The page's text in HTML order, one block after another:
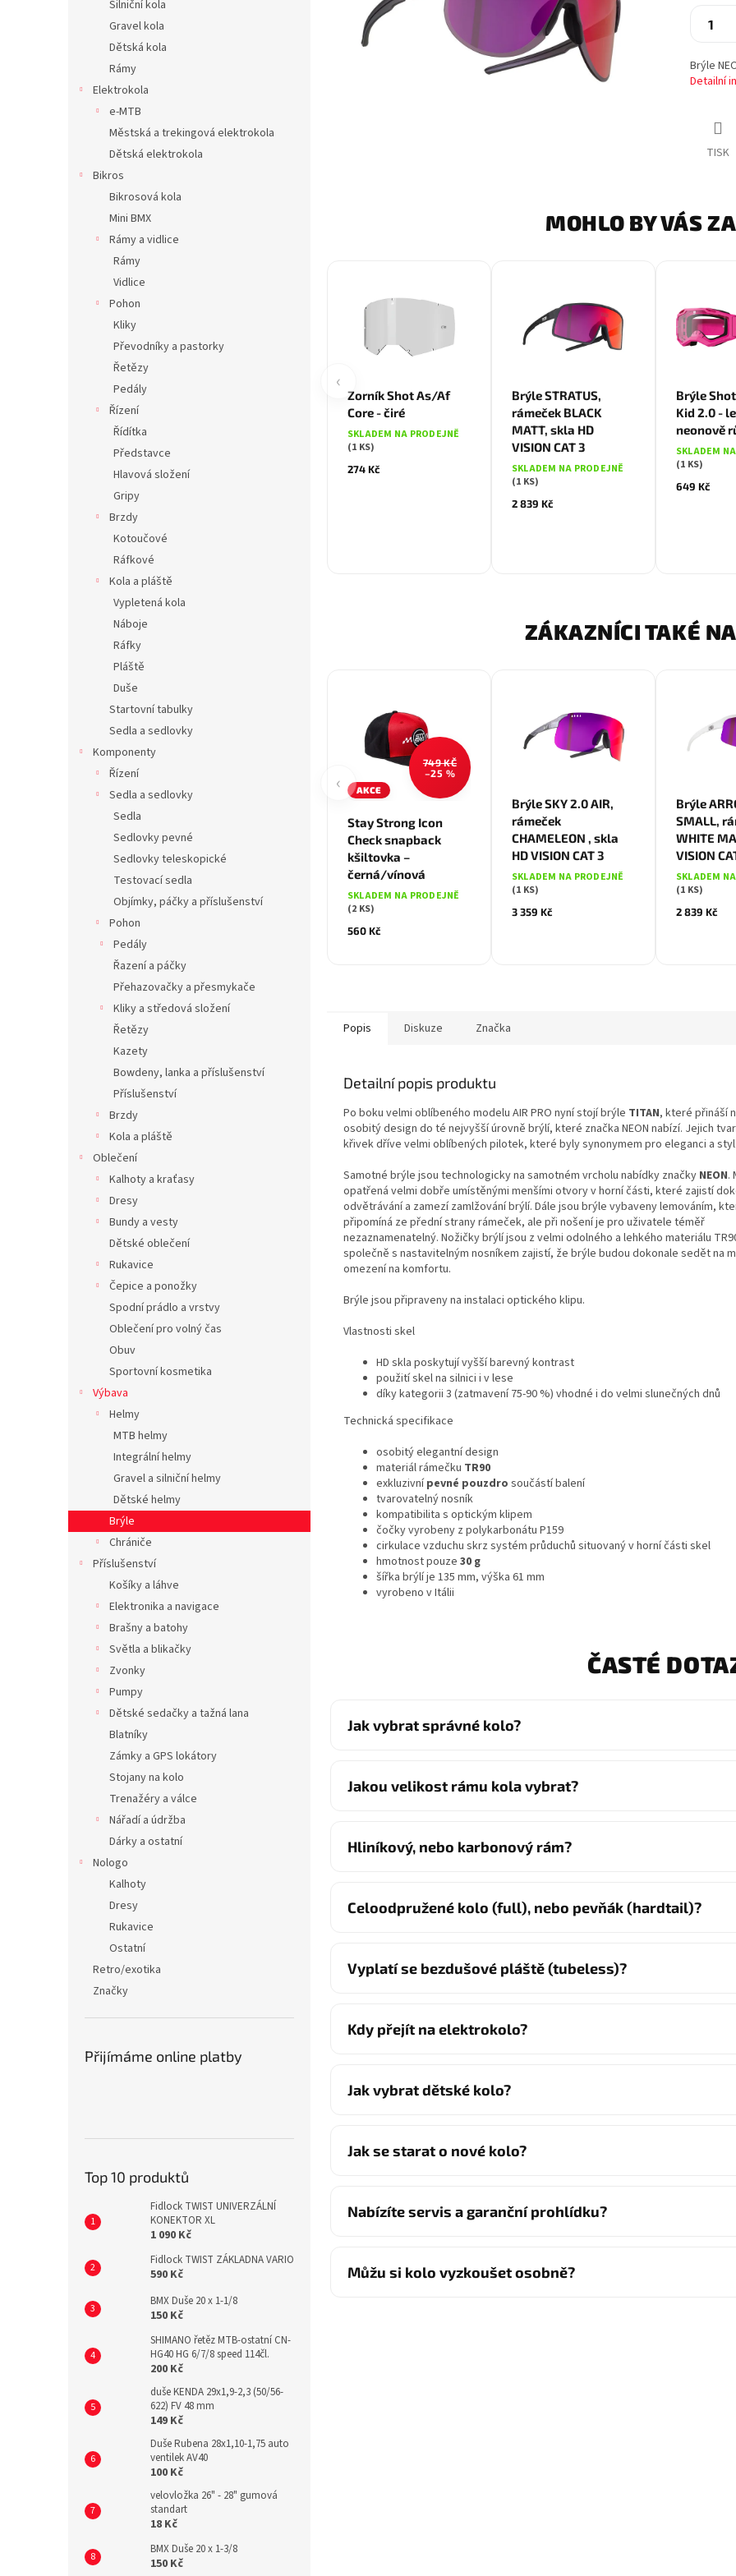
Silniční kola
Gravel kola
Dětská kola
Rámy
Elektrokola
e-MTB
Městská a trekingová elektrokola
Dětská elektrokola
Bikros
Bikrosová kola
Mini BMX
Rámy a vidlice
Rámy
Vidlice
Pohon
Kliky
Převodníky a pastorky
Řetězy
Pedály
Řízení
Řídítka
Představce
Hlavová složení
Gripy
Brzdy
Kotoučové
Ráfkové
Kola a pláště
Vypletená kola
Náboje
Ráfky
Pláště
Duše
Startovní tabulky
Sedla a sedlovky
Komponenty
Řízení
Sedla a sedlovky
Sedla
Sedlovky pevné
Sedlovky teleskopické
Testovací sedla
Objímky, páčky a příslušenství
Pohon
Pedály
Řazení a páčky
Přehazovačky a přesmykače
Kliky a středová složení
Řetězy
Kazety
Bowdeny, lanka a příslušenství
Příslušenství
Brzdy
Kola a pláště
Oblečení
Kalhoty a kraťasy
Dresy
Bundy a vesty
Dětské oblečení
Rukavice
Čepice a ponožky
Spodní prádlo a vrstvy
Oblečení pro volný čas
Obuv
Sportovní kosmetika
Výbava
Helmy
MTB helmy
Integrální helmy
Gravel a silniční helmy
Dětské helmy
Brýle
Chrániče
Příslušenství
Košíky a láhve
Elektronika a navigace
Brašny a batohy
Světla a blikačky
Zvonky
Pumpy
Dětské sedačky a tažná lana
Blatníky
Zámky a GPS lokátory
Stojany na kolo
Trenažéry a válce
Nářadí a údržba
Dárky a ostatní
Nologo
Kalhoty
Dresy
Rukavice
Ostatní
Retro/exotika
Značky
Přijímáme online platby
Top 10 produktů
Fidlock TWIST UNIVERZÁLNÍ
KONEKTOR XL
1 090 Kč
Fidlock TWIST ZÁKLADNA VARIO
590 Kč
BMX Duše 20 x 1-1/8
150 Kč
SHIMANO řetěz MTB-ostatní CN-
HG40 HG 6/7/8 speed 114čl.
200 Kč
duše KENDA 29x1,9-2,3 (50/56-
622) FV 48 mm
149 Kč
Duše Rubena 28x1,10-1,75 auto
ventilek AV40
100 Kč
velovložka 26" - 28" gumová
standart
18 Kč
BMX Duše 20 x 1-3/8
150 Kč
Brýle
Detailní
TISK
MOHLO BY VÁS
‹
Zorník Shot As/Af
Core - čiré
SKLADEM NA PRODEJNĚ
(1 KS)
274 Kč
Brýle STRATUS,
rámeček BLACK
MATT, skla HD
VISION CAT 3
SKLADEM NA PRODEJNĚ
(1 KS)
2 839 Kč
Brýle
Kid 2.0 -
neonově
SKLADEM
(1 KS)
649 Kč
ZÁKAZNÍCI TAKÉ
‹ AKCE
749 KČ
–25 %
Stay Strong Icon
Check snapback
kšiltovka –
černá/vínová
SKLADEM NA PRODEJNĚ
(2 KS)
560 Kč
Brýle SKY 2.0 AIR,
rámeček
CHAMELEON , skla
HD VISION CAT 3
SKLADEM NA PRODEJNĚ
(1 KS)
3 359 Kč
Brýle
SMALL,
WHITE
VISION
SKLADEM
(1 KS)
2 839 Kč
Popis Diskuze Značka
Detailní popis produktu
Po boku velmi oblíbeného modelu AIR PRO nyní stojí brýle TITAN, které přináší
osobitý design do té nejvyšší úrovně brýlí, které značka NEON nabízí. Jejich
křivek dříve velmi oblíbených pilotek, které byly synonymem pro eleganci a
Samotné brýle jsou technologicky na samotném vrcholu nabídky značky NEON.
opatřená velmi dobře umístěnými menšími otvory v horní části, které zajistí
odvětrávání a zamezí zamlžování brýlí. Dále jsou brýle vybaveny lemováním,
připomíná ze přední strany rámeček, ale při nošení je pro uživatele téměř
nezaznamenatelný. Nožičky brýlí jsou z velmi odolného a lehkého materiálu
společně s nastavitelným nosníkem zajistí, že brýle budou dokonale sedět na
omezení na komfortu.
Brýle jsou připraveny na instalaci optického klipu.
Vlastnosti skel
HD skla poskytují vyšší barevný kontrast
použití skel na silnici i v lese
díky kategorii 3 (zatmavení 75-90 %) vhodné i do velmi slunečných dnů
Technická specifikace
osobitý elegantní design
materiál rámečku TR90
exkluzivnípevné pouzdro součástí balení
tvarovatelný nosník
kompatibilita s optickým klipem
čočky vyrobeny z polykarbonátu P159
cirkulace vzduchu skrz systém průduchů situovaný v horní části skel
hmotnost pouze 30 g
šířka brýlí je 135 mm, výška 61 mm
vyrobeno v Itálii
ČASTÉ
Jak vybrat správné kolo?
Jakou velikost rámu kola vybrat?
Hliníkový, nebo karbonový rám?
Celoodpružené kolo (full), nebo pevňák (hardtail)?
Vyplatí se bezdušové pláště (tubeless)?
Kdy přejít na elektrokolo?
Jak vybrat dětské kolo?
Jak se starat o nové kolo?
Nabízíte servis a garanční prohlídku?
Můžu si kolo vyzkoušet osobně?